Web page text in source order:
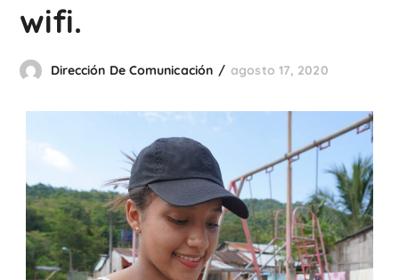
wifi.
Dirección De Comunicación agosto 17, 2020